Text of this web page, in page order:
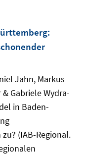
Jahn, Markus
Gabriele Wydra-
in Baden-
(IAB-Regional.